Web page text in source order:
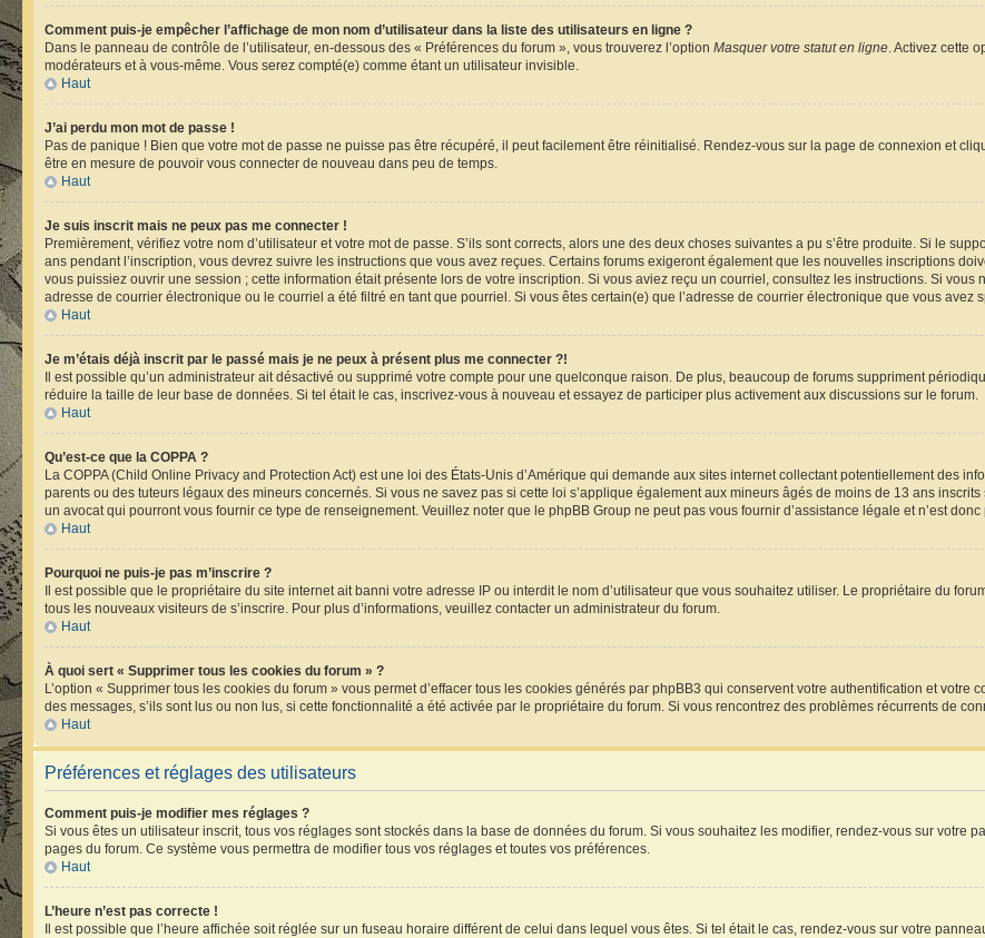
Comment puis-je empêcher l’affichage de mon nom d’utilisateur dans la liste des utilisateurs en ligne ?
Dans le panneau de contrôle de l’utilisateur, en-dessous des « Préférences du forum », vous trouverez l’option Masquer votre statut en ligne. Activez cette
modérateurs et à vous-même. Vous serez compté(e) comme étant un utilisateur invisible.
Haut
J’ai perdu mon mot de passe !
Pas de panique ! Bien que votre mot de passe ne puisse pas être récupéré, il peut facilement être réinitialisé. Rendez-vous sur la page de connexion et
être en mesure de pouvoir vous connecter de nouveau dans peu de temps.
Haut
Je suis inscrit mais ne peux pas me connecter !
Premièrement, vérifiez votre nom d’utilisateur et votre mot de passe. S’ils sont corrects, alors une des deux choses suivantes a pu s’être produite. Si le
ans pendant l’inscription, vous devrez suivre les instructions que vous avez reçues. Certains forums exigeront également que les nouvelles inscriptions
vous puissiez ouvrir une session ; cette information était présente lors de votre inscription. Si vous aviez reçu un courriel, consultez les instructions. Si
adresse de courrier électronique ou le courriel a été filtré en tant que pourriel. Si vous êtes certain(e) que l’adresse de courrier électronique que vous avez
Haut
Je m’étais déjà inscrit par le passé mais je ne peux à présent plus me connecter ?!
Il est possible qu’un administrateur ait désactivé ou supprimé votre compte pour une quelconque raison. De plus, beaucoup de forums suppriment
réduire la taille de leur base de données. Si tel était le cas, inscrivez-vous à nouveau et essayez de participer plus activement aux discussions sur le forum.
Haut
Qu’est-ce que la COPPA ?
La COPPA (Child Online Privacy and Protection Act) est une loi des États-Unis d’Amérique qui demande aux sites internet collectant potentiellement des
parents ou des tuteurs légaux des mineurs concernés. Si vous ne savez pas si cette loi s’applique également aux mineurs âgés de moins de 13 ans
un avocat qui pourront vous fournir ce type de renseignement. Veuillez noter que le phpBB Group ne peut pas vous fournir d’assistance légale et n’est
Haut
Pourquoi ne puis-je pas m’inscrire ?
Il est possible que le propriétaire du site internet ait banni votre adresse IP ou interdit le nom d’utilisateur que vous souhaitez utiliser. Le propriétaire du
tous les nouveaux visiteurs de s’inscrire. Pour plus d’informations, veuillez contacter un administrateur du forum.
Haut
À quoi sert « Supprimer tous les cookies du forum » ?
L’option « Supprimer tous les cookies du forum » vous permet d’effacer tous les cookies générés par phpBB3 qui conservent votre authentification et
des messages, s’ils sont lus ou non lus, si cette fonctionnalité a été activée par le propriétaire du forum. Si vous rencontrez des problèmes récurrents de
Haut
Préférences et réglages des utilisateurs
Comment puis-je modifier mes réglages ?
Si vous êtes un utilisateur inscrit, tous vos réglages sont stockés dans la base de données du forum. Si vous souhaitez les modifier, rendez-vous sur votre
pages du forum. Ce système vous permettra de modifier tous vos réglages et toutes vos préférences.
Haut
L’heure n’est pas correcte !
Il est possible que l’heure affichée soit réglée sur un fuseau horaire différent de celui dans lequel vous êtes. Si tel était le cas, rendez-vous sur votre